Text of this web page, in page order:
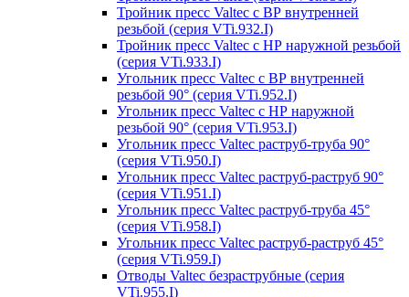
Тройник пресс Valtec с ВР внутренней
резьбой (серия VTi.932.I)
Тройник пресс Valtec с НР наружной резьбой
(серия VTi.933.I)
Угольник пресс Valtec с ВР внутренней
резьбой 90° (серия VTi.952.I)
Угольник пресс Valtec с НР наружной
резьбой 90° (серия VTi.953.I)
Угольник пресс Valtec раструб-труба 90°
(серия VTi.950.I)
Угольник пресс Valtec раструб-раструб 90°
(серия VTi.951.I)
Угольник пресс Valtec раструб-труба 45°
(серия VTi.958.I)
Угольник пресс Valtec раструб-раструб 45°
(серия VTi.959.I)
Отводы Valtec безраструбные (серия
VTi.955.I)